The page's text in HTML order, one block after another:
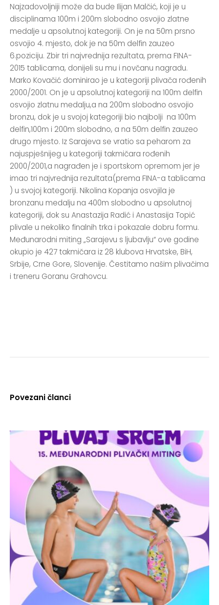
Najzadovoljniji može da bude Ilijan Malčić, koji je u
disciplinama 100m i 200m slobodno osvojio zlatne
medalje u apsolutnoj kategoriji. On je na 50m prsno
osvojio 4. mjesto, dok je na 50m delfin zauzeo
6.poziciju. Zbir tri najvrednija rezultata, prema FINA-
2015 tablicama, donijeli su mu i novčanu nagradu.
Marko Kovačić dominirao je u kategoriji plivača rođenih
2000/2001. On je u apsolutnoj kategoriji na 100m delfin
osvojio zlatnu medalju,a na 200m slobodno osvojio
bronzu, dok je u svojoj kategoriji bio najbolji na 100m
delfin,100m i 200m slobodno, a na 50m delfin zauzeo
drugo mjesto. Iz Sarajeva se vratio sa peharom za
najuspješnijeg u kategoriji takmičara rođenih
2000/2001,a nagrađen je i sportskom opremom jer je
imao tri najvrednija rezultata(prema FINA-a tablicama
) u svojoj kategoriji. Nikolina Kopanja osvojila je
bronzanu medalju na 400m slobodno u apsolutnoj
kategoriji, dok su Anastazija Radić i Anastasija Topić
plivale u nekoliko finalnih trka i pokazale dobru formu.
Međunarodni miting „Sarajevu s ljubavlju“ ove godine
okupio je 427 takmičara iz 28 klubova Hrvatske, BiH,
Srbije, Crne Gore, Slovenije. Čestitamo našim plivačima
i treneru Goranu Grahovcu.
Povezani članci